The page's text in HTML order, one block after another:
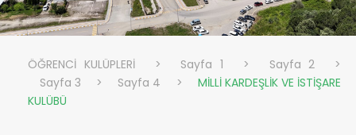
ÖĞRENCİ KULÜPLERİ > Sayfa 1 > Sayfa 2
>
Sayfa 3
> Sayfa 4 >
MİLLİ KARDEŞLİK VE İSTİŞARE
KULÜBÜ